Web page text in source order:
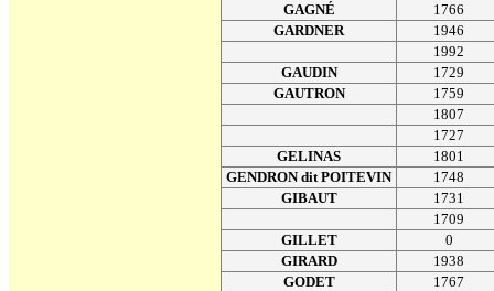
GAGNÉ
1766
GARDNER
1946
1992
GAUDIN
1729
GAUTRON
1759
1807
1727
GELINAS
1801
GENDRON dit POITEVIN
1748
GIBAUT
1731
1709
GILLET
0
GIRARD
1938
GODET
1767